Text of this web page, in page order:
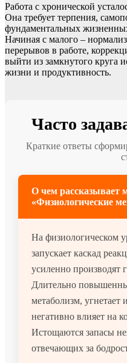
Работа с хронической
Она требует терпения,
фундаментальных
Начиная с малого –
перерывов в работе,
выйти из замкнутого круга
жизни и продуктивность.
Часто
Краткие ответы
О чем рассказывает
«Физиологические
На физиологическом
запускает каскад
усиленно производят
Длительно
метаболизм,
негативно влияет на
Истощаются запасы
отвечающих за